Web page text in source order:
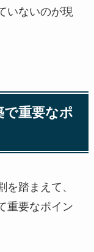
いないのが現
で重要なポ
踏まえて、
重要なポイン